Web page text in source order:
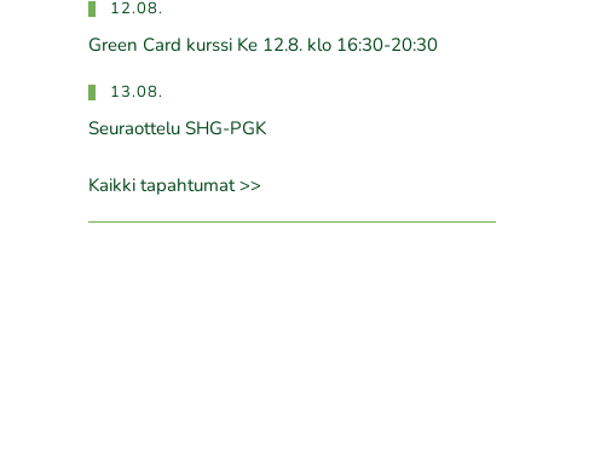
12.08.
Green Card kurssi Ke 12.8. klo 16:30-20:30
13.08.
Seuraottelu SHG-PGK
Kaikki tapahtumat >>